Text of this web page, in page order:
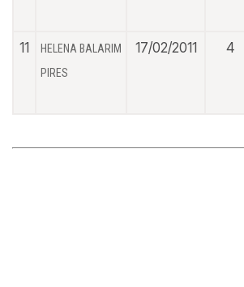
11
HELENA BALARIM
PIRES
17/02/2011 4